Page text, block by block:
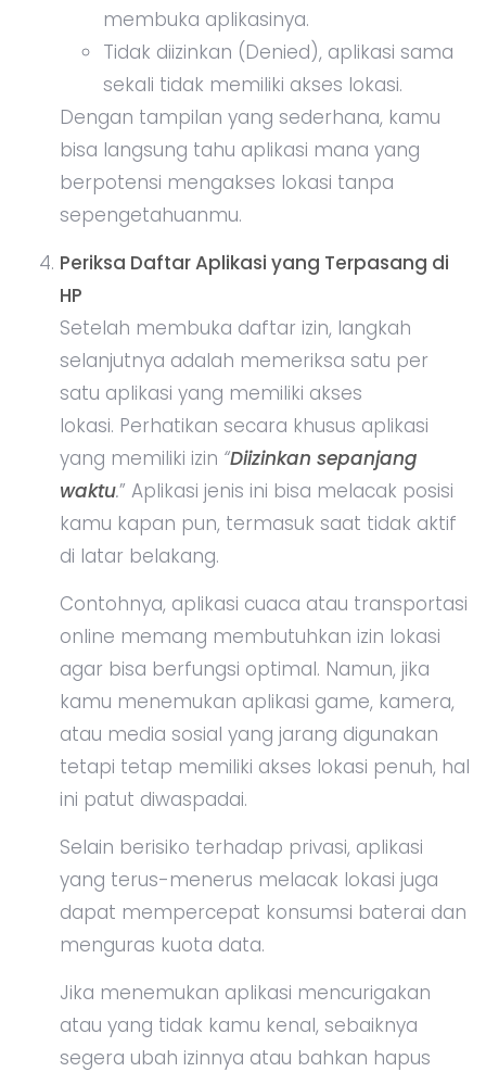
membuka aplikasinya.
Tidak diizinkan (Denied), aplikasi sama
sekali tidak memiliki akses lokasi.
Dengan tampilan yang sederhana, kamu
bisa langsung tahu aplikasi mana yang
berpotensi mengakses lokasi tanpa
sepengetahuanmu.
Periksa Daftar Aplikasi yang Terpasang di
HP
Setelah membuka daftar izin, langkah
selanjutnya adalah memeriksa satu per
satu aplikasi yang memiliki akses
lokasi. Perhatikan secara khusus aplikasi
yang memiliki izin “Diizinkan sepanjang
waktu.” Aplikasi jenis ini bisa melacak posisi
kamu kapan pun, termasuk saat tidak aktif
di latar belakang.
Contohnya, aplikasi cuaca atau transportasi
online memang membutuhkan izin lokasi
agar bisa berfungsi optimal. Namun, jika
kamu menemukan aplikasi game, kamera,
atau media sosial yang jarang digunakan
tetapi tetap memiliki akses lokasi penuh, hal
ini patut diwaspadai.
Selain berisiko terhadap privasi, aplikasi
yang terus-menerus melacak lokasi juga
dapat mempercepat konsumsi baterai dan
menguras kuota data.
Jika menemukan aplikasi mencurigakan
atau yang tidak kamu kenal, sebaiknya
segera ubah izinnya atau bahkan hapus